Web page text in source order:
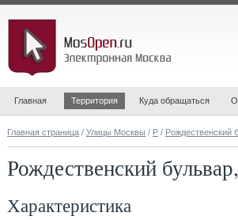
Главная Территория Куда обращаться
Главная страница / Улицы Москвы / Р / Рождественский
Рождественский
Характеристика